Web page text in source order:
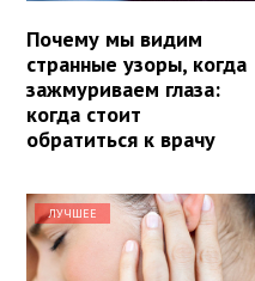
Почему мы видим
странные узоры, когда
зажмуриваем глаза:
когда стоит
обратиться к врачу
ЛУЧШЕЕ